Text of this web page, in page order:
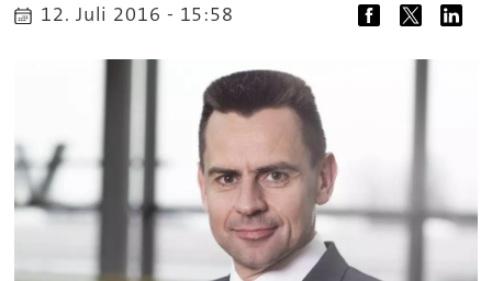
12. Juli 2016 - 15:58